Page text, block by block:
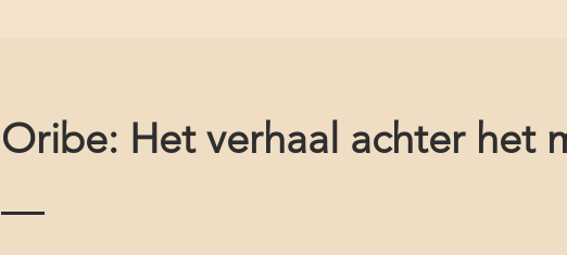
Oribe: Het verhaal achter het